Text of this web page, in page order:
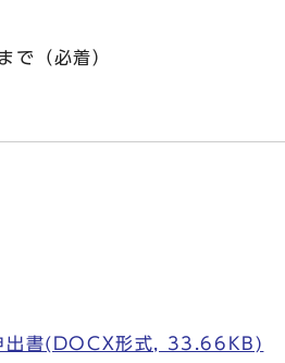
（必着）
出書(DOCX形式, 33.66KB)